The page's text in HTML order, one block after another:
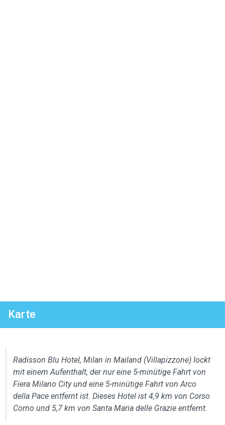
Karte
Radisson Blu Hotel, Milan in Mailand (Villapizzone) lockt
mit einem Aufenthalt, der nur eine 5-minütige Fahrt von
Fiera Milano City und eine 5-minütige Fahrt von Arco
della Pace entfernt ist. Dieses Hotel ist 4,9 km von Corso
Como und 5,7 km von Santa Maria delle Grazie entfernt.